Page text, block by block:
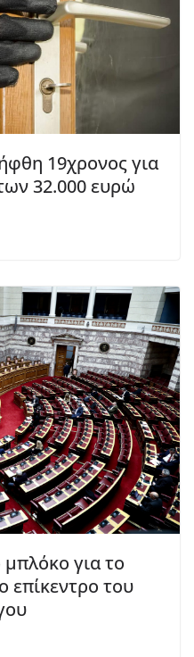
19χρονος για
32.000 ευρώ
για το
επίκεντρο του